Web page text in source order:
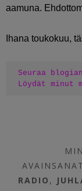
aamuna.
Ihana toukokuu,
Seuraa
Löydät minut
RADIO ,